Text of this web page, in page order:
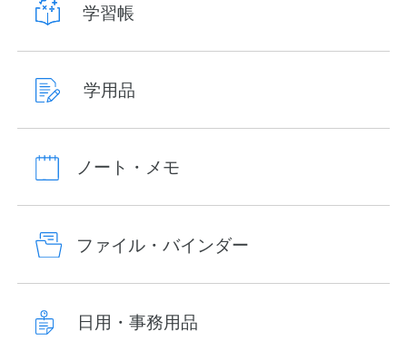
学習帳
学用品
ノート・メモ
ファイル・バインダー
日用・事務用品